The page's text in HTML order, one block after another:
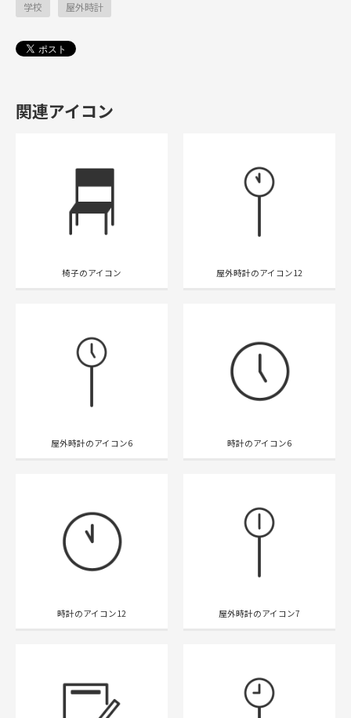
学校
屋外時計
関連アイコン
椅子のアイコン 屋外時計のアイコン12
屋外時計のアイコン6 時計のアイコン6
時計のアイコン12 屋外時計のアイコン7